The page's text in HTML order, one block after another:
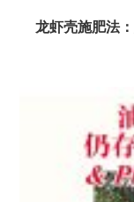
龙虾壳施肥法